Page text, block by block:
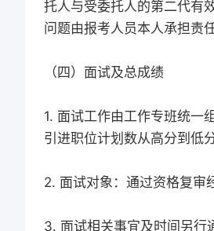
托人与受委托人的第二代有
问题由报考人员本人承担责任
（四）面试及总成绩
1. 面试工作由工作专班统一
引进职位计划数从高分到低
2. 面试对象：通过资格复审
3. 面试相关事宜及时间另行